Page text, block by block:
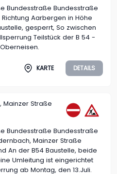
Bundesstraße Bundesstraße
Aarbergen in Höhe
gesperrt, So zwischen
Teilstück der B 54 -
KARTE DETAILS
Mainzer Straße
Bundesstraße Bundesstraße
Mainzer Straße
An der B54 Baustelle, beide
Umleitung ist eingerichtet
ab Montag, den 13.Juli.